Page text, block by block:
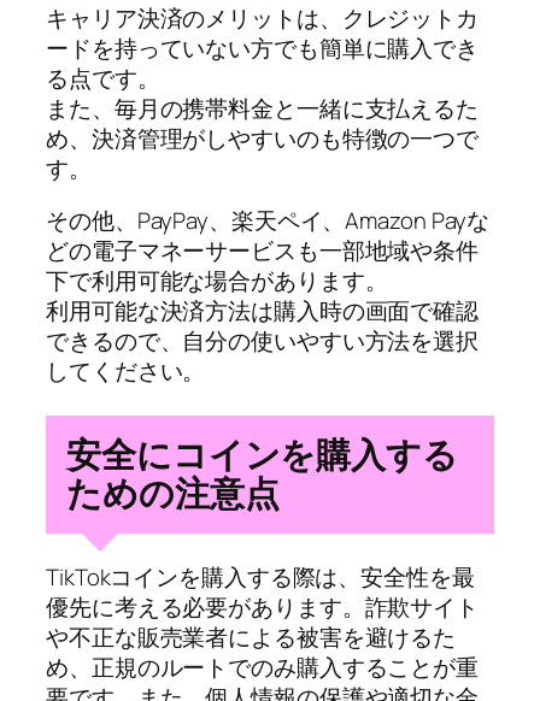
キャリア決済のメリットは、クレジットカ
ードを持っていない方でも簡単に購入でき
る点です。
また、毎月の携帯料金と一緒に支払えるた
め、決済管理がしやすいのも特徴の一つで
す。
その他、PayPay、楽天ペイ、Amazon Payな
どの電子マネーサービスも一部地域や条件
下で利用可能な場合があります。
利用可能な決済方法は購入時の画面で確認
できるので、自分の使いやすい方法を選択
してください。
安全にコインを購入する
ための注意点
TikTokコインを購入する際は、安全性を最
優先に考える必要があります。詐欺サイト
や不正な販売業者による被害を避けるた
め、正規のルートでのみ購入することが重